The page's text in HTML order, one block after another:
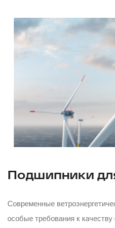
Подшипники
Современные
особые требования к